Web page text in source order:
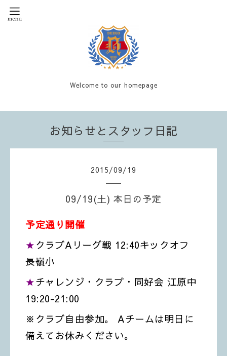
Welcome to our homepage
お知らせとスタッフ日記
2015/09/19
09/19(土) 本日の予定
予定通り開催
★クラブAリーグ戦 12:40キックオフ
長嶺小
★チャレンジ・クラブ・同好会 江原中
19:20-21:00
※クラブ自由参加。 Aチームは明日に
備えてお休みください。